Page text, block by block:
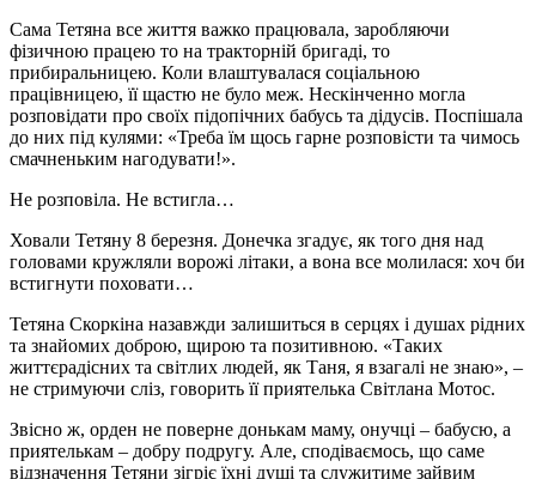
Сама Тетяна все життя важко працювала, заробляючи
фізичною працею то на тракторній бригаді, то
прибиральницею. Коли влаштувалася соціальною
працівницею, її щастю не було меж. Нескінченно могла
розповідати про своїх підопічних бабусь та дідусів. Поспішала
до них під кулями: «Треба їм щось гарне розповісти та чимось
смачненьким нагодувати!».
Не розповіла. Не встигла…
Ховали Тетяну 8 березня. Донечка згадує, як того дня над
головами кружляли ворожі літаки, а вона все молилася: хоч би
встигнути поховати…
Тетяна Скоркіна назавжди залишиться в серцях і душах рідних
та знайомих доброю, щирою та позитивною. «Таких
життєрадісних та світлих людей, як Таня, я взагалі не знаю», –
не стримуючи сліз, говорить її приятелька Світлана Мотос.
Звісно ж, орден не поверне донькам маму, онучці – бабусю, а
приятелькам – добру подругу. Але, сподіваємось, що саме
відзначення Тетяни зігріє їхні душі та служитиме зайвим